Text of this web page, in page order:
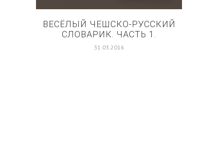
ВЕСЁЛЫЙ ЧЕШСКО-РУССКИЙ
СЛОВАРИК. ЧАСТЬ 1.
31.03.2016